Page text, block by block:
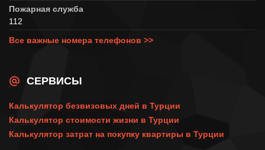
Пожарная служба
112
Все важные номера телефонов >>
СЕРВИСЫ
Калькулятор безвизовых дней в Турции
Калькулятор стоимости жизни в Турции
Калькулятор затрат на покупку квартиры в Турции